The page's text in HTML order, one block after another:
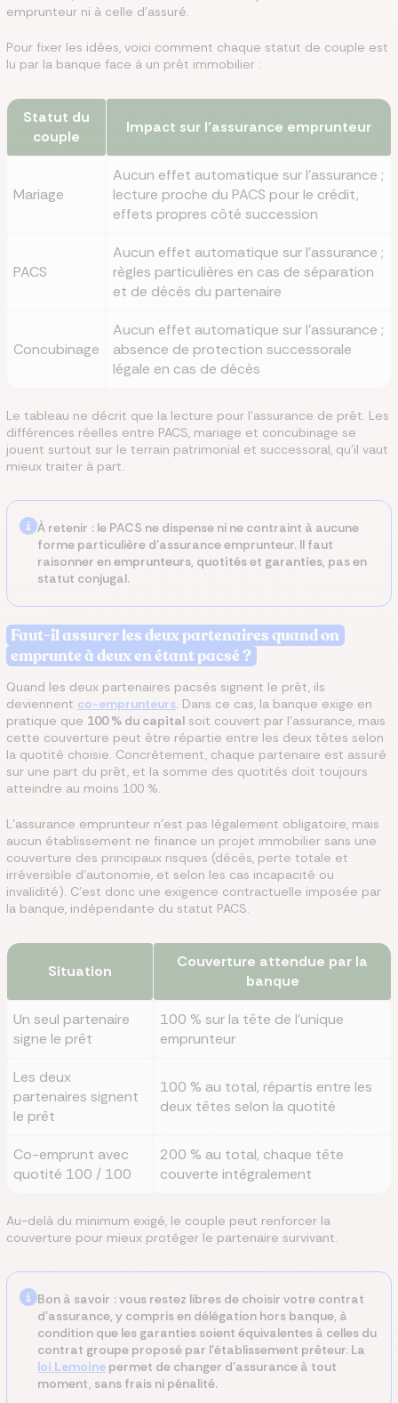
emprunteur ni à celle d'assuré.
Pour fixer les idées, voici comment chaque statut de couple est
lu par la banque face à un prêt immobilier :
Statut du
couple
Impact sur l'assurance emprunteur
Mariage
Aucun effet automatique sur l'assurance ;
lecture proche du PACS pour le crédit,
effets propres côté succession
PACS
Aucun effet automatique sur l'assurance ;
règles particulières en cas de séparation
et de décès du partenaire
Concubinage
Aucun effet automatique sur l'assurance ;
absence de protection successorale
légale en cas de décès
Le tableau ne décrit que la lecture pour l'assurance de prêt. Les
différences réelles entre PACS, mariage et concubinage se
jouent surtout sur le terrain patrimonial et successoral, qu'il vaut
mieux traiter à part.
À retenir : le PACS ne dispense ni ne contraint à aucune
forme particulière d'assurance emprunteur. Il faut
raisonner enemprunteurs, quotitéset garanties, pas en
statut conjugal.
Faut-il assurer les deux partenaires quand on
emprunte à deux en étant pacsé ?
Quand les deux partenaires pacsés signent le prêt, ils
deviennent co-emprunteurs. Dans ce cas, la banque exige en
pratique que 100 % du capital soit couvert par l'assurance, mais
cette couverture peut être répartie entre les deux têtes selon
la quotité choisie. Concrètement, chaque partenaire est assuré
sur une part du prêt, et la somme des quotités doit toujours
atteindre au moins 100 %.
L'assurance emprunteur n'est pas légalement obligatoire, mais
aucun établissement ne finance un projet immobilier sans une
couverture des principaux risques (décès, perte totale et
irréversible d'autonomie, et selon les cas incapacité ou
invalidité). C'est donc une exigence contractuelle imposée par
la banque, indépendante du statut PACS.
Situation
Couverture attendue par la
banque
Un seul partenaire
signe le prêt
100 % sur la tête de l'unique
emprunteur
Les deux
partenaires signent
le prêt
100 % au total, répartis entre les
deux têtes selon la quotité
Co-emprunt avec
quotité 100 / 100
200 % au total, chaque tête
couverte intégralement
Au-delà du minimum exigé, le couple peut renforcer la
couverture pour mieux protéger le partenaire survivant.
Bon à savoir : vous restez libres de choisir votre contrat
d'assurance, y compris en délégation hors banque, à
condition que les garanties soient équivalentes à celles du
contrat groupe proposé par l'établissement prêteur. La
loi Lemoine permet de changer d'assurance à tout
moment, sans frais ni pénalité.